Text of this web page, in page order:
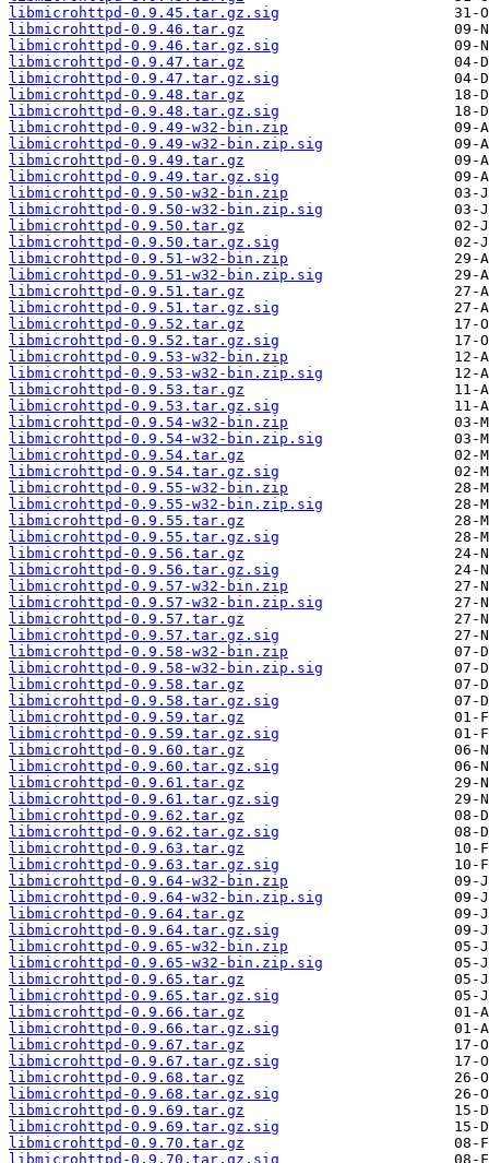
libmicrohttpd-0.9.45.tar.gz.sig
libmicrohttpd-0.9.46.tar.gz
libmicrohttpd-0.9.46.tar.gz.sig
libmicrohttpd-0.9.47.tar.gz
libmicrohttpd-0.9.47.tar.gz.sig
libmicrohttpd-0.9.48.tar.gz
libmicrohttpd-0.9.48.tar.gz.sig
libmicrohttpd-0.9.49-w32-bin.zip
libmicrohttpd-0.9.49-w32-bin.zip.sig
libmicrohttpd-0.9.49.tar.gz
libmicrohttpd-0.9.49.tar.gz.sig
libmicrohttpd-0.9.50-w32-bin.zip
libmicrohttpd-0.9.50-w32-bin.zip.sig
libmicrohttpd-0.9.50.tar.gz
libmicrohttpd-0.9.50.tar.gz.sig
libmicrohttpd-0.9.51-w32-bin.zip
libmicrohttpd-0.9.51-w32-bin.zip.sig
libmicrohttpd-0.9.51.tar.gz
libmicrohttpd-0.9.51.tar.gz.sig
libmicrohttpd-0.9.52.tar.gz
libmicrohttpd-0.9.52.tar.gz.sig
libmicrohttpd-0.9.53-w32-bin.zip
libmicrohttpd-0.9.53-w32-bin.zip.sig
libmicrohttpd-0.9.53.tar.gz
libmicrohttpd-0.9.53.tar.gz.sig
libmicrohttpd-0.9.54-w32-bin.zip
libmicrohttpd-0.9.54-w32-bin.zip.sig
libmicrohttpd-0.9.54.tar.gz
libmicrohttpd-0.9.54.tar.gz.sig
libmicrohttpd-0.9.55-w32-bin.zip
libmicrohttpd-0.9.55-w32-bin.zip.sig
libmicrohttpd-0.9.55.tar.gz
libmicrohttpd-0.9.55.tar.gz.sig
libmicrohttpd-0.9.56.tar.gz
libmicrohttpd-0.9.56.tar.gz.sig
libmicrohttpd-0.9.57-w32-bin.zip
libmicrohttpd-0.9.57-w32-bin.zip.sig
libmicrohttpd-0.9.57.tar.gz
libmicrohttpd-0.9.57.tar.gz.sig
libmicrohttpd-0.9.58-w32-bin.zip
libmicrohttpd-0.9.58-w32-bin.zip.sig
libmicrohttpd-0.9.58.tar.gz
libmicrohttpd-0.9.58.tar.gz.sig
libmicrohttpd-0.9.59.tar.gz
libmicrohttpd-0.9.59.tar.gz.sig
libmicrohttpd-0.9.60.tar.gz
libmicrohttpd-0.9.60.tar.gz.sig
libmicrohttpd-0.9.61.tar.gz
libmicrohttpd-0.9.61.tar.gz.sig
libmicrohttpd-0.9.62.tar.gz
libmicrohttpd-0.9.62.tar.gz.sig
libmicrohttpd-0.9.63.tar.gz
libmicrohttpd-0.9.63.tar.gz.sig
libmicrohttpd-0.9.64-w32-bin.zip
libmicrohttpd-0.9.64-w32-bin.zip.sig
libmicrohttpd-0.9.64.tar.gz
libmicrohttpd-0.9.64.tar.gz.sig
libmicrohttpd-0.9.65-w32-bin.zip
libmicrohttpd-0.9.65-w32-bin.zip.sig
libmicrohttpd-0.9.65.tar.gz
libmicrohttpd-0.9.65.tar.gz.sig
libmicrohttpd-0.9.66.tar.gz
libmicrohttpd-0.9.66.tar.gz.sig
libmicrohttpd-0.9.67.tar.gz
libmicrohttpd-0.9.67.tar.gz.sig
libmicrohttpd-0.9.68.tar.gz
libmicrohttpd-0.9.68.tar.gz.sig
libmicrohttpd-0.9.69.tar.gz
libmicrohttpd-0.9.69.tar.gz.sig
libmicrohttpd-0.9.70.tar.gz
libmicrohttpd-0.9.70.tar.gz.sig